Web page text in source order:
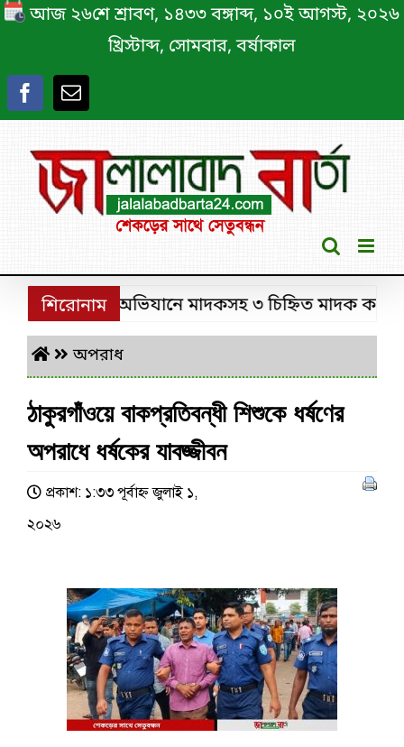
Skip
content
আজ ২৬শে শ্রাবণ, ১৪৩৩ বঙ্গাব্দ, ১০ই আগস্ট, ২০২৬
খ্রিস্টাব্দ, সোমবার, বর্ষাকাল
শিরোনাম
ডিবির পৃথক অভিযানে মাদকসহ ৩ চিহ্নিত মাদক কারবারি
অপরাধ
ঠাকুরগাঁওয়ে বাকপ্রতিবন্ধী শিশুকে ধর্ষণের
অপরাধে ধর্ষকের যাবজ্জীবন
প্রকাশ: ১:৩৩ পূর্বাহ্ণ জুলাই ১,
২০২৬